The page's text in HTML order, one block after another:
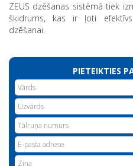
ZEUS dzēšanas sistēmā tiek
šķidrums, kas ir ļoti
dzēšanai.
PIETEIKTIES